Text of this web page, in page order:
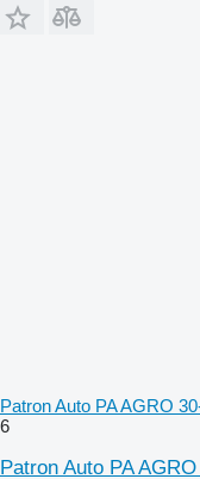
Patron Auto PA AGRO
6
Patron Auto PA